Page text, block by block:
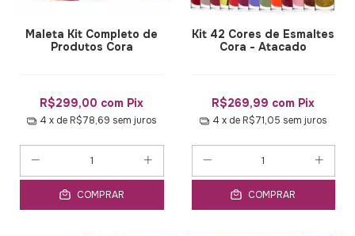
Maleta Kit Completo de
Produtos Cora
R$299,00 com Pix
4 x de R$78,69 sem juros
COMPRAR
Kit 42 Cores de Esmaltes
Cora - Atacado
R$269,99 com Pix
4 x de R$71,05 sem juros
COMPRAR